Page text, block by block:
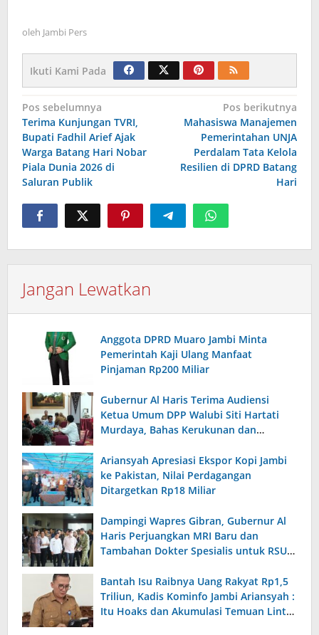
oleh Jambi Pers
Ikuti Kami Pada
Navigasi
pos
Pos sebelumnya
Terima Kunjungan TVRI,
Bupati Fadhil Arief Ajak
Warga Batang Hari Nobar
Piala Dunia 2026 di
Saluran Publik
Pos berikutnya
Mahasiswa Manajemen
Pemerintahan UNJA
Perdalam Tata Kelola
Resilien di DPRD Batang
Hari
Jangan Lewatkan
Anggota DPRD Muaro Jambi Minta
Pemerintah Kaji Ulang Manfaat
Pinjaman Rp200 Miliar
Gubernur Al Haris Terima Audiensi
Ketua Umum DPP Walubi Siti Hartati
Murdaya, Bahas Kerukunan dan
Ariansyah Apresiasi Ekspor Kopi Jambi
ke Pakistan, Nilai Perdagangan
Ditargetkan Rp18 Miliar
Dampingi Wapres Gibran, Gubernur Al
Haris Perjuangkan MRI Baru dan
Tambahan Dokter Spesialis untuk RSUD
Bantah Isu Raibnya Uang Rakyat Rp1,5
Triliun, Kadis Kominfo Jambi Ariansyah :
Itu Hoaks dan Akumulasi Temuan Lintas